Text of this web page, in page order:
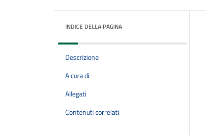
INDICE DELLA PAGINA
Descrizione
A cura di
Allegati
Contenuti correlati